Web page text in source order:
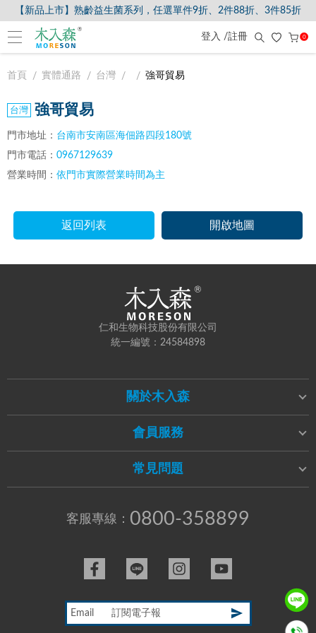
【新品上市】熟齡益生菌系列，任選單件9折、2件88折、3件85折
登入 /註冊 0
首頁 實體通路 台灣 強哥貿易
強哥貿易
門市地址： 台南市安南區海佃路四段180號
門市電話： 0967129639
營業時間： 依門市實際營業時間為主
返回列表 開啟地圖
仁和生物科技股份有限公司
統一編號：24584898
關於木入森
會員服務
常見問題
客服專線： 0800-358899
Email